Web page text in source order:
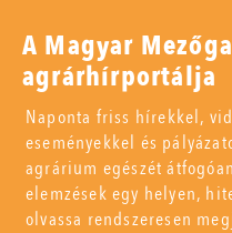
A Magyar
agrárhírportálja
Naponta friss hírekkel,
eseményekkel és
agrárium egészét
elemzések egy helyen,
olvassa rendszeresen